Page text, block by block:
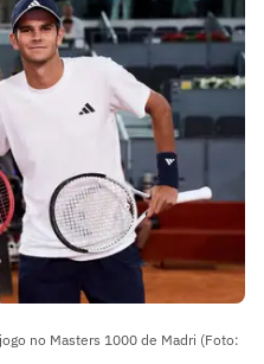
no Masters 1000 de Madri (Foto: